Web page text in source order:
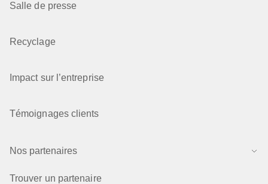
Salle de presse
Recyclage
Impact sur l’entreprise
Témoignages clients
Nos partenaires
Trouver un partenaire